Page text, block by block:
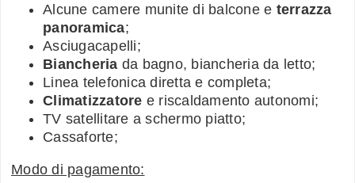
Alcune camere munite di balcone e terrazza
panoramica;
Asciugacapelli;
Biancheria da bagno, biancheria da letto;
Linea telefonica diretta e completa;
Climatizzatore e riscaldamento autonomi;
TV satellitare a schermo piatto;
Cassaforte;
Modo di pagamento: